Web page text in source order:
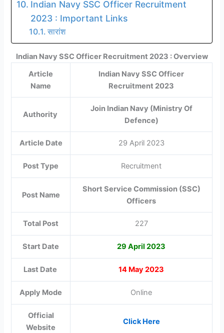
Indian Navy SSC Officer Recruitment
2023 : Important Links
सारांश
Indian Navy SSC Officer Recruitment 2023 : Overview
Article
Name
Indian Navy SSC Officer
Recruitment 2023
Authority
Join Indian Navy (Ministry Of
Defence)
Article Date 29 April 2023
Post Type Recruitment
Post Name
Short Service Commission (SSC)
Officers
Total Post 227
Start Date 29 April 2023
Last Date 14 May 2023
Apply Mode Online
Official
Website
Click Here